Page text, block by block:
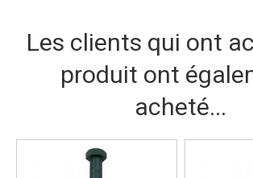
Les clients qui ont
produit ont
acheté...